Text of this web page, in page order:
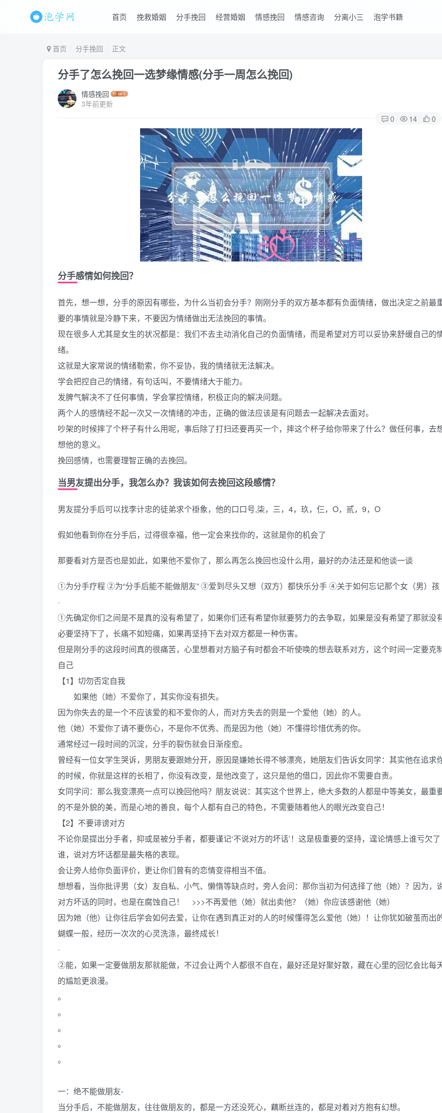
首页 挽救婚姻 分手挽回 经营婚姻 情感挽回 情感咨询 分离小三 泡学书籍
首页 分手挽回 正文
分手了怎么挽回一选梦缘情感(分手一周怎么挽回)
情感挽回
3年前更新
0 14 0
分手感情如何挽回？
首先，想一想，分手的原因有哪些，为什么当初会分手？刚刚分手的双方基本都有负面情绪，做出决定之前最
要的事情就是冷静下来，不要因为情绪做出无法挽回的事情。
现在很多人尤其是女生的状况都是：我们不去主动消化自己的负面情绪，而是希望对方可以妥协来舒缓自己的
绪。
这就是大家常说的情绪勒索，你不妥协，我的情绪就无法解决。
学会把控自己的情绪，有句话叫，不要情绪大于能力。
发脾气解决不了任何事情，学会掌控情绪，积极正向的解决问题。
两个人的感情经不起一次又一次情绪的冲击，正确的做法应该是有问题去一起解决去面对。
吵架的时候摔了个杯子有什么用呢，事后除了打扫还要再买一个，摔这个杯子给你带来了什么？做任何事，去
想他的意义。
挽回感情，也需要理智正确的去挽回。
当男友提出分手，我怎么办？我该如何去挽回这段感情？
男友提分手后可以找李计忠的徒弟求个褂象，他的口口号,柒，三，4，玖，仨，O，贰，9，O
假如他看到你在分手后，过得很幸福，他一定会来找你的，这就是你的机会了
那要看对方是否也是如此，如果他不爱你了，那么再怎么挽回也没什么用，最好的办法还是和他谈一谈
①为分手疗程 ②为“分手后能不能做朋友” ③爱到尽头又想（双方）都快乐分手 ④关于如何忘记那个女（男）孩
·
①先确定你们之间是不是真的没有希望了，如果你们还有希望你就要努力的去争取，如果是没有希望了那就没
必要坚持下了，长痛不如短痛，如果再坚持下去对双方都是一种伤害。
但是刚分手的这段时间真的很痛苦，心里想着对方脑子有时都会不听使唤的想去联系对方，这个时间一定要克
自己
【1】切勿否定自我
如果他（她）不爱你了，其实你没有损失。
因为你失去的是一个不应该爱的和不爱你的人，而对方失去的则是一个爱他（她）的人。
他（她）不爱你了请不要伤心，不是你不优秀、而是因为他（她）不懂得珍惜优秀的你。
通常经过一段时间的沉淀，分手的裂伤就会日渐痊愈。
曾经有一位女学生哭诉，男朋友要跟她分开，原因是嫌她长得不够漂亮，她朋友们告诉女同学：其实他在追求
的时候，你就是这样的长相了，你没有改变，是他改变了，这只是他的借口，因此你不需要自责。
女同学问：那么我变漂亮一点可以挽回他吗？朋友说说：其实这个世界上，绝大多数的人都是中等美女，最重
的不是外貌的美，而是心地的善良，每个人都有自己的特色，不需要随着他人的眼光改变自己！
【2】不要诽谤对方
不论你是提出分手者，抑或是被分手者，都要谨记‘不说对方的坏话’！这是极重要的坚持，遑论情感上谁亏欠了
谁，说对方坏话都是最失格的表现。
会让旁人给你负面评价，更让你们曾有的恋情变得相当不值。
想想看，当你批评男（女）友自私、小气、懒惰等缺点时，旁人会问：那你当初为何选择了他（她）？因为，
对方坏话的同时，也是在腐蚀自己！ >>>不再爱他（她）就出卖他？（她）你应该感谢他（她）
因为她（他）让你往后学会如何去爱，让你在遇到真正对的人的时候懂得怎么爱他（她）！让你犹如破茧而出
蝴蝶一般，经历一次次的心灵洗涤，最终成长！
·
②能，如果一定要做朋友那就能做，不过会让两个人都很不自在，最好还是好聚好散，藏在心里的回忆会比每
的尴尬更浪漫。
。
。
。
。
。
一：绝不能做朋友-
当分手后，不能做朋友，往往做朋友的，都是一方还没死心，藕断丝连的，都是对着对方抱有幻想。